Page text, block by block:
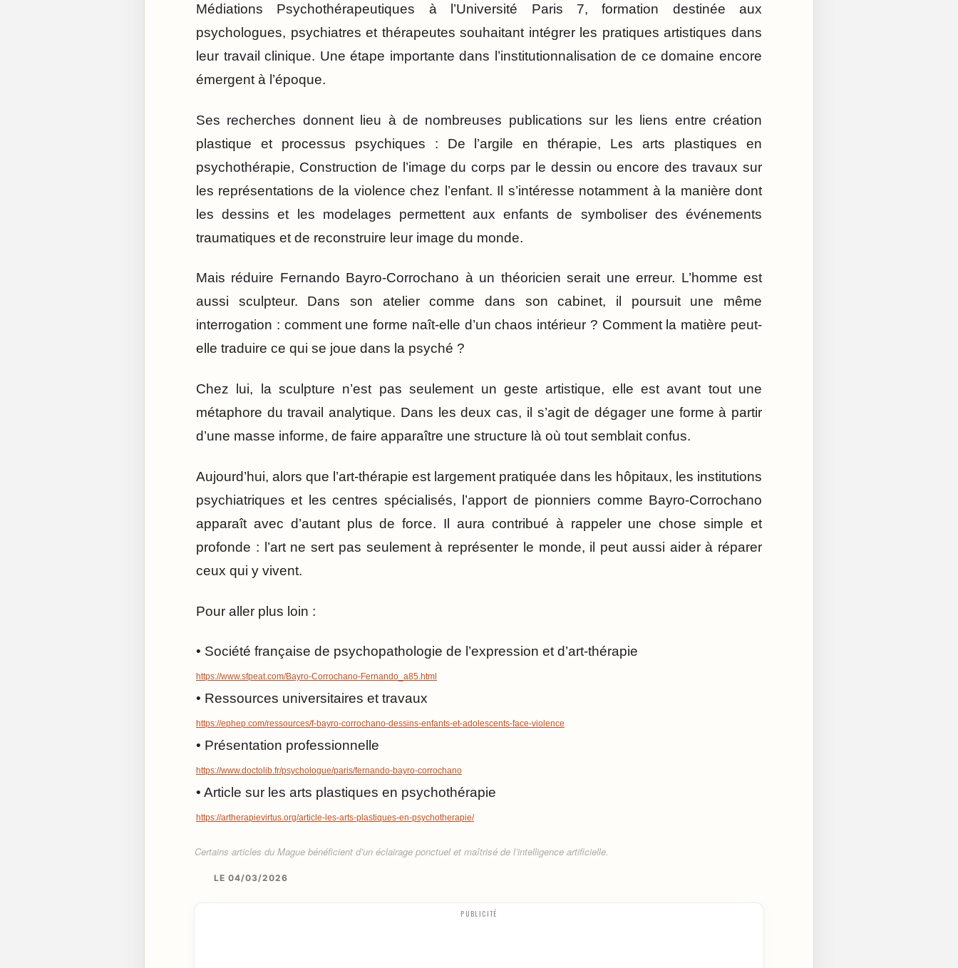
Médiations Psychothérapeutiques à l’Université Paris 7, formation destinée aux
psychologues, psychiatres et thérapeutes souhaitant intégrer les pratiques artistiques dans
leur travail clinique. Une étape importante dans l’institutionnalisation de ce domaine encore
émergent à l’époque.
Ses recherches donnent lieu à de nombreuses publications sur les liens entre création
plastique et processus psychiques : De l’argile en thérapie, Les arts plastiques en
psychothérapie, Construction de l’image du corps par le dessin ou encore des travaux sur
les représentations de la violence chez l’enfant. Il s’intéresse notamment à la manière dont
les dessins et les modelages permettent aux enfants de symboliser des événements
traumatiques et de reconstruire leur image du monde.
Mais réduire Fernando Bayro-Corrochano à un théoricien serait une erreur. L’homme est
aussi sculpteur. Dans son atelier comme dans son cabinet, il poursuit une même
interrogation : comment une forme naît-elle d’un chaos intérieur ? Comment la matière peut-
elle traduire ce qui se joue dans la psyché ?
Chez lui, la sculpture n’est pas seulement un geste artistique, elle est avant tout une
métaphore du travail analytique. Dans les deux cas, il s’agit de dégager une forme à partir
d’une masse informe, de faire apparaître une structure là où tout semblait confus.
Aujourd’hui, alors que l’art-thérapie est largement pratiquée dans les hôpitaux, les institutions
psychiatriques et les centres spécialisés, l’apport de pionniers comme Bayro-Corrochano
apparaît avec d’autant plus de force. Il aura contribué à rappeler une chose simple et
profonde : l’art ne sert pas seulement à représenter le monde, il peut aussi aider à réparer
ceux qui y vivent.
Pour aller plus loin :
• Société française de psychopathologie de l’expression et d’art-thérapie
https://www.sfpeat.com/Bayro-Corrochano-Fernando_a85.html
• Ressources universitaires et travaux
https://ephep.com/ressources/f-bayro-corrochano-dessins-enfants-et-adolescents-face-violence
• Présentation professionnelle
https://www.doctolib.fr/psychologue/paris/fernando-bayro-corrochano
• Article sur les arts plastiques en psychothérapie
https://artherapievirtus.org/article-les-arts-plastiques-en-psychotherapie/
Certains articles du Mague bénéficient d’un éclairage ponctuel et maîtrisé de l’intelligence artificielle.
LE 04/03/2026
PUBLICITÉ